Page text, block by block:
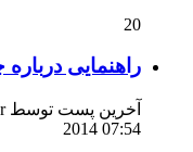
20
راهنمایی
آخرین پست توسط
2014 07:54